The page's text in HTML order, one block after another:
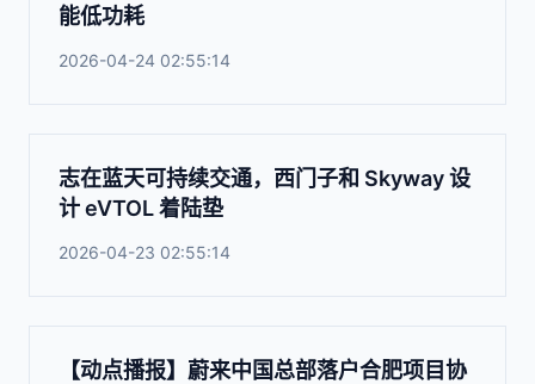
能低功耗
2026-04-24 02:55:14
志在蓝天可持续交通，西门子和 Skyway 设
计 eVTOL 着陆垫
2026-04-23 02:55:14
【动点播报】蔚来中国总部落户合肥项目协